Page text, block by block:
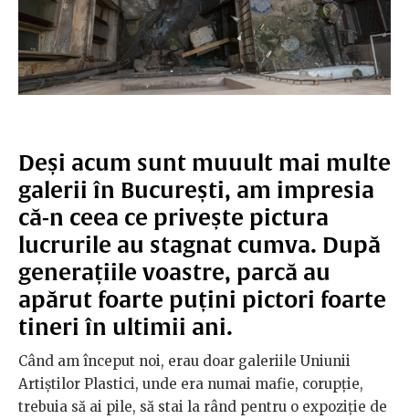
Deși acum sunt muuult mai multe
galerii în București, am impresia
că-n ceea ce privește pictura
lucrurile au stagnat cumva. După
generațiile voastre, parcă au
apărut foarte puțini pictori foarte
tineri în ultimii ani.
Când am început noi, erau doar galeriile Uniunii
Artiștilor Plastici, unde era numai mafie, corupție,
trebuia să ai pile, să stai la rând pentru o expoziție de